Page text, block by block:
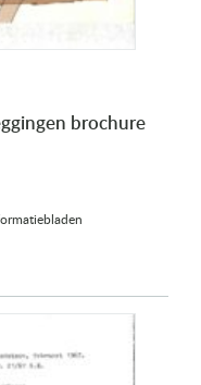
brochure